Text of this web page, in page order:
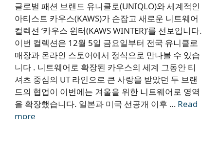
글로벌 패션 브랜드 유니클로(UNIQLO)와 세계적인
아티스트 카우스(KAWS)가 손잡고 새로운 니트웨어
컬렉션 ‘카우스 윈터(KAWS WINTER)’를 선보입니다.
이번 컬렉션은 12월 5일 금요일부터 전국 유니클로
매장과 온라인 스토어에서 정식으로 만나볼 수 있습
니다 . 니트웨어로 확장된 카우스의 세계 그동안 티
셔츠 중심의 UT 라인으로 큰 사랑을 받았던 두 브랜
드의 협업이 이번에는 겨울을 위한 니트웨어로 영역
을 확장했습니다. 일본과 미국 선공개 이후 … Read
more